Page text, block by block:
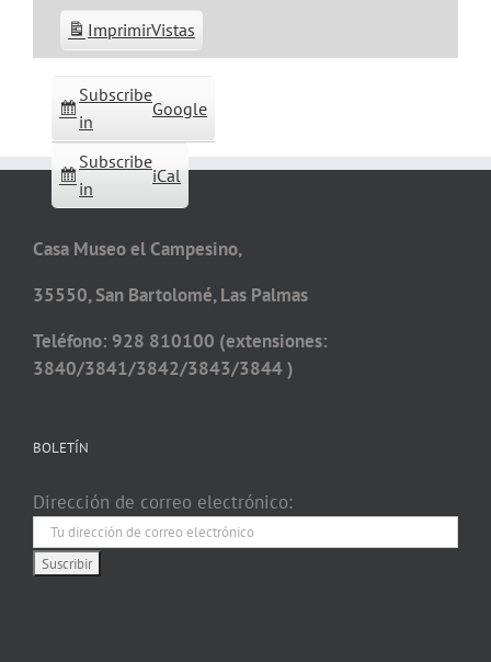
Subscribe
in
Google
Subscribe
in
iCal
ImprimirVistas
Casa Museo el Campesino,
35550, San Bartolomé, Las Palmas
Teléfono: 928 810100 (extensiones:
3840/3841/3842/3843/3844 )
BOLETÍN
Dirección de correo electrónico: